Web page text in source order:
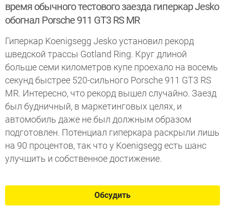
время обычного тестового заезда гиперкар Jesko
обогнал Porsche 911 GT3 RS MR
Гиперкар Koenigsegg Jesko установил рекорд
шведской трассы Gotland Ring. Круг длиной
больше семи километров купе проехало на восемь
секунд быстрее 520-сильного Porsche 911 GT3 RS
MR. Интересно, что рекорд вышел случайно. Заезд
был будничный, в маркетинговых целях, и
автомобиль даже не был должным образом
подготовлен. Потенциал гиперкара раскрыли лишь
на 90 процентов, так что у Koenigsegg есть шанс
улучшить и собственное достижение.
Обсудить